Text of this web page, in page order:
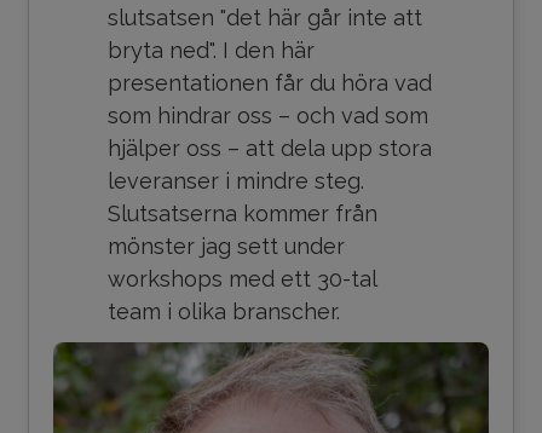
slutsatsen "det här går inte att
bryta ned". I den här
presentationen får du höra vad
som hindrar oss – och vad som
hjälper oss – att dela upp stora
leveranser i mindre steg.
Slutsatserna kommer från
mönster jag sett under
workshops med ett 30-tal
team i olika branscher.